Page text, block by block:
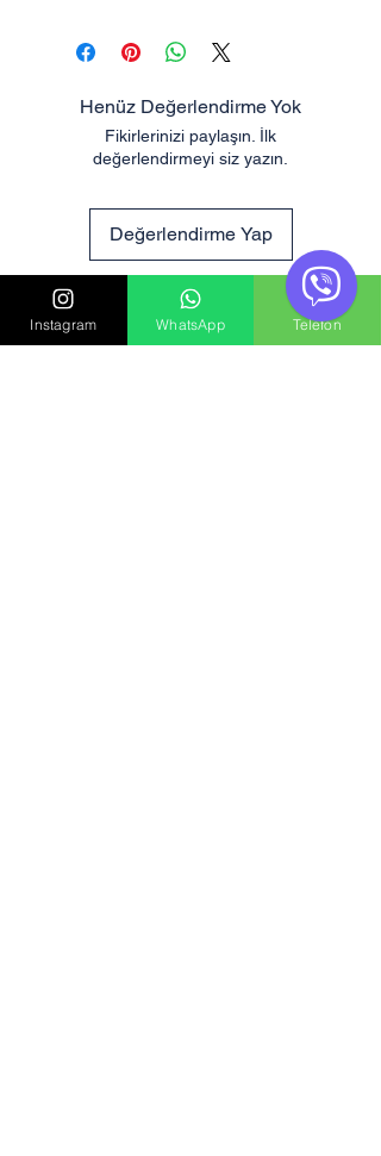
Henüz Değerlendirme Yok
Fikirlerinizi paylaşın. İlk
değerlendirmeyi siz yazın.
Değerlendirme Yap
Benzer Ürünler
Instagram WhatsApp Telefon